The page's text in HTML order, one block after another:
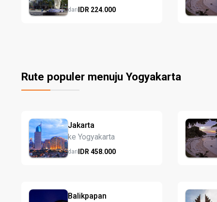
dariIDR 224.000
Rute populer menuju Yogyakarta
Jakarta
ke Yogyakarta
dariIDR 458.000
Balikpapan